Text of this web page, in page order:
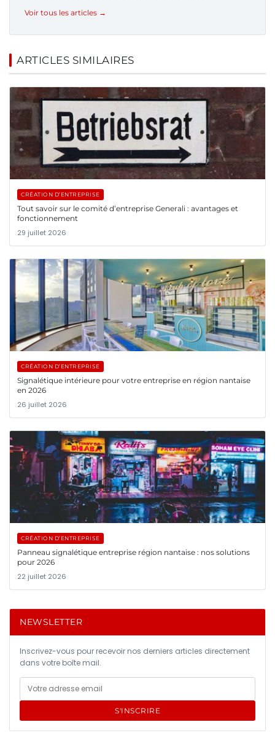
Voir tous les articles →
ARTICLES SIMILAIRES
CRÉATION D’ENTREPRISE
Tout savoir sur le comité d’entreprise Generali : avantages et
fonctionnement
29 juillet 2026
CRÉATION D’ENTREPRISE
Signalétique intérieure pour votre entreprise en région nantaise
en 2026
26 juillet 2026
CRÉATION D’ENTREPRISE
Panneau signalétique entreprise région nantaise : nos solutions
pour 2026
22 juillet 2026
NEWSLETTER
Inscrivez-vous pour recevoir nos derniers articles directement
dans votre boîte mail.
S'INSCRIRE